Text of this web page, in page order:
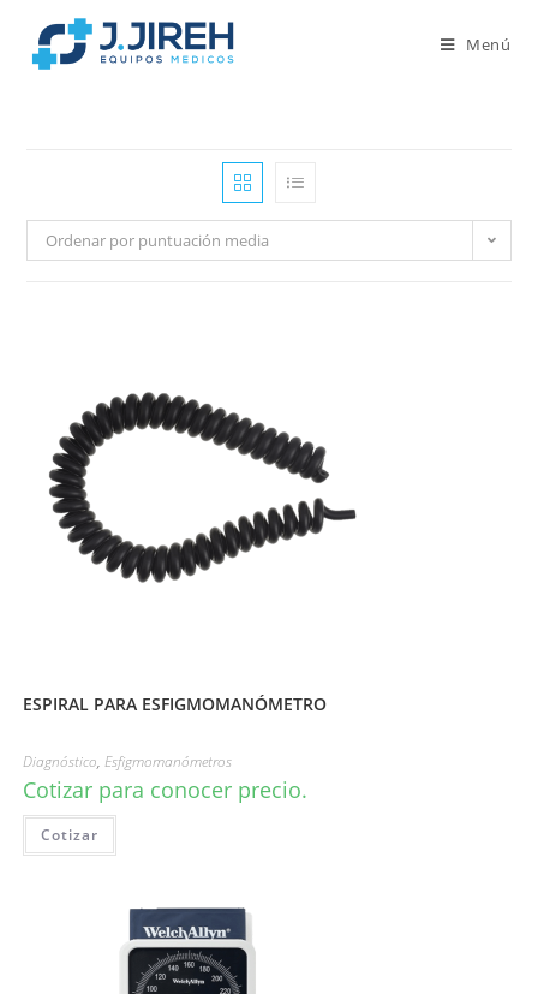
Menú
Ordenar por puntuación media
ESPIRAL PARA ESFIGMOMANÓMETRO
Diagnóstico, Esfigmomanómetros
Cotizar para conocer precio.
Cotizar